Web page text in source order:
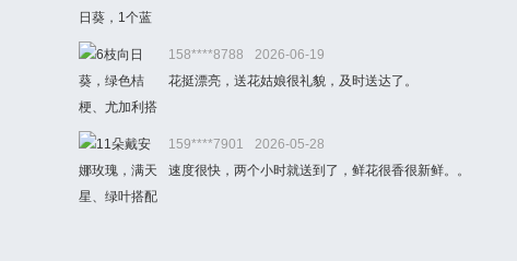
158****8788
2026-06-19
花挺漂亮，送花姑娘很礼貌，及时送达了。
159****7901
2026-05-28
速度很快，两个小时就送到了，鲜花很香很新鲜。。